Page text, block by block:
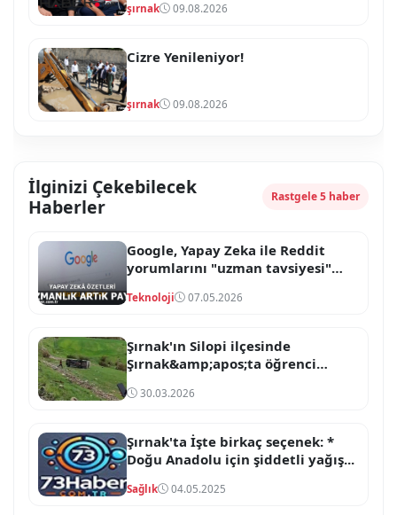
şırnak 09.08.2026
Cizre Yenileniyor!
şırnak 09.08.2026
İlginizi Çekebilecek
Haberler
Rastgele 5 haber
Google, Yapay Zeka ile Reddit
yorumlarını "uzman tavsiyesi"
Teknoloji 07.05.2026
Şırnak'ın Silopi ilçesinde
Şırnak&amp;apos;ta öğrenci
30.03.2026
Şırnak'ta İşte birkaç seçenek: *
Doğu Anadolu için şiddetli yağış...
Sağlık 04.05.2025